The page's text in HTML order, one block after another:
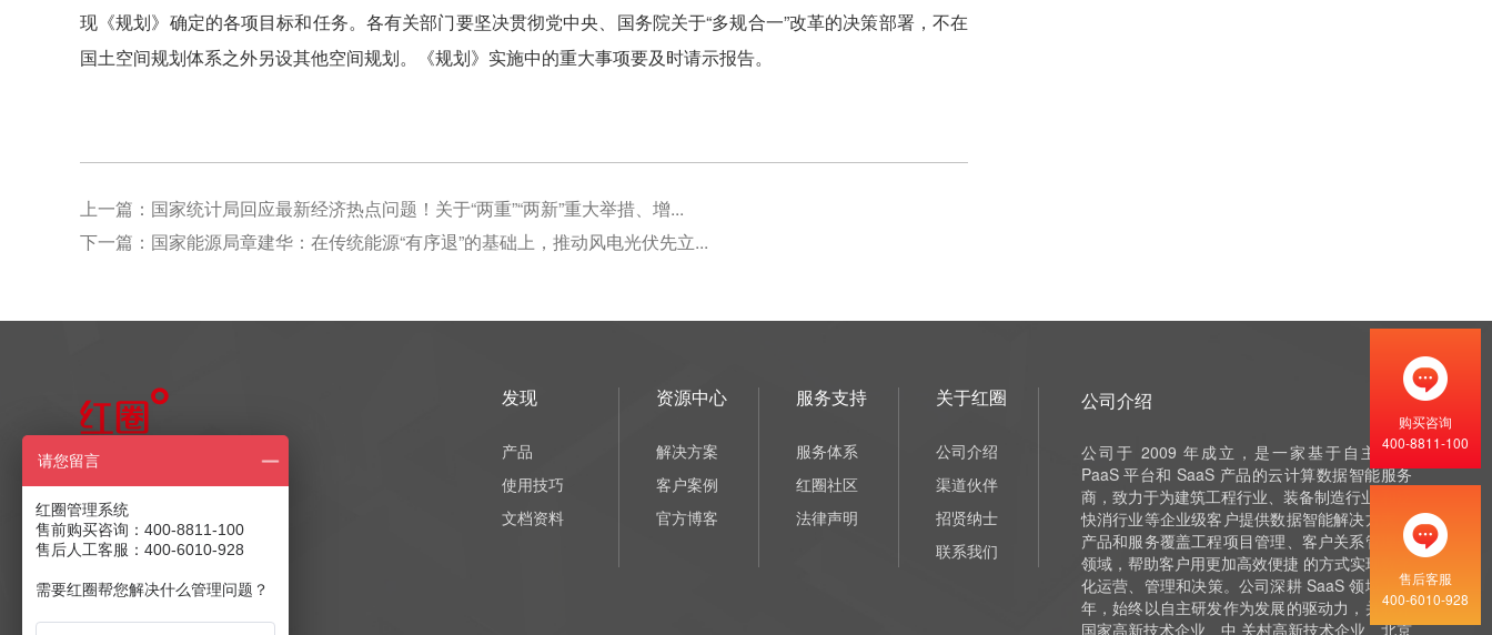
请您留言
红圈管理系统
售前购买咨询：400-8811-100
售后人工客服：400-6010-928
需要红圈帮您解决什么管理问题？
现《规划》确定的各项目标和任务。各有关部门要坚决贯彻党中央、国务院关于“多规合一”改革的决策部署，不在
国土空间规划体系之外另设其他空间规划。《规划》实施中的重大事项要及时请示报告。
上一篇： 国家统计局回应最新经济热点问题！关于“两重”“两新”重大举措、增...
下一篇： 国家能源局章建华：在传统能源“有序退”的基础上，推动风电光伏先立...
售前产品咨询
400-8811-100
售后客服：400-6010-928
商务合作：
发送至邮箱
发现
产品
使用技巧
文档资料
资源中心
解决方案
客户案例
官方博客
服务支持
服务体系
红圈社区
法律声明
关于红圈
公司介绍
渠道伙伴
招贤纳士
联系我们
公司介绍
公司于 2009 年成立，是一家基于自主研发
PaaS 平台和 SaaS 产品的云计算数据智能服务
商，致力于为建筑工程行业、装备制造行业 和泛
快消行业等企业级客户提供数据智能解决方案，
产品和服务覆盖工程项目管理、客户关系管理等
领域，帮助客户用更加高效便捷 的方式实现数字
化运营、管理和决策。公司深耕 SaaS 领域十余
年，始终以自主研发作为发展的驱动力，并获评
国家高新技术企业、中 关村高新技术企业、北京
购买咨询
400-8811-100
售后客服
400-6010-928